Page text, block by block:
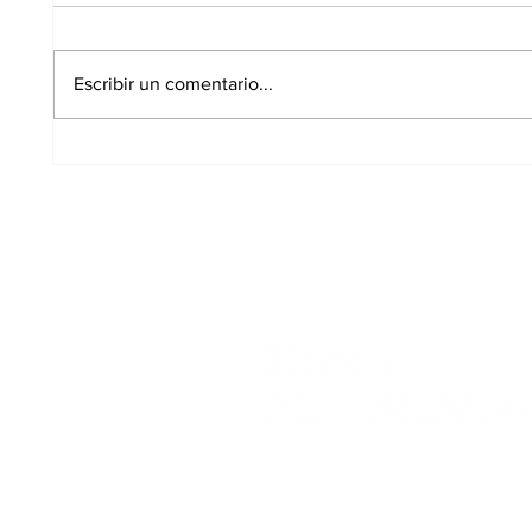
Escribir un comentario...